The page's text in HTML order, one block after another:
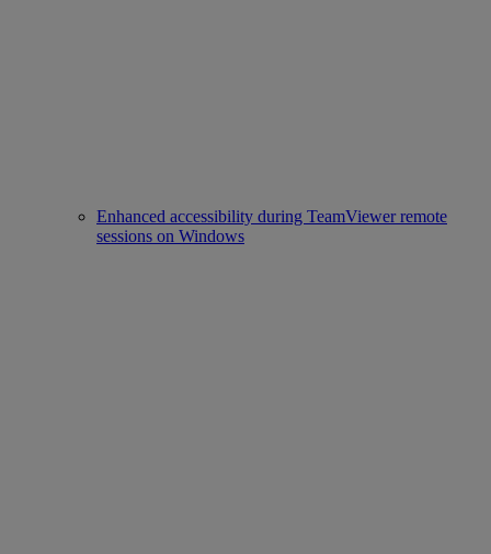
Enhanced accessibility during TeamViewer remote
sessions on Windows